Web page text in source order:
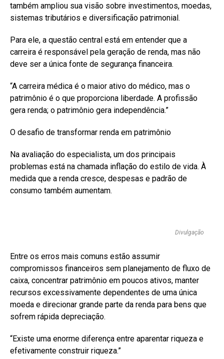
também ampliou sua visão sobre investimentos, moedas,
sistemas tributários e diversificação patrimonial.
Para ele, a questão central está em entender que a
carreira é responsável pela geração de renda, mas não
deve ser a única fonte de segurança financeira.
“A carreira médica é o maior ativo do médico, mas o
patrimônio é o que proporciona liberdade. A profissão
gera renda; o patrimônio gera independência.”
O desafio de transformar renda em patrimônio
Na avaliação do especialista, um dos principais
problemas está na chamada inflação do estilo de vida. À
medida que a renda cresce, despesas e padrão de
consumo também aumentam.
Divulgação
Entre os erros mais comuns estão assumir
compromissos financeiros sem planejamento de fluxo de
caixa, concentrar patrimônio em poucos ativos, manter
recursos excessivamente dependentes de uma única
moeda e direcionar grande parte da renda para bens que
sofrem rápida depreciação.
“Existe uma enorme diferença entre aparentar riqueza e
efetivamente construir riqueza.”